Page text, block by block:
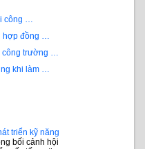
công …
hợp đồng …
công trường …
khi làm …
triển kỹ năng
bối cảnh hội